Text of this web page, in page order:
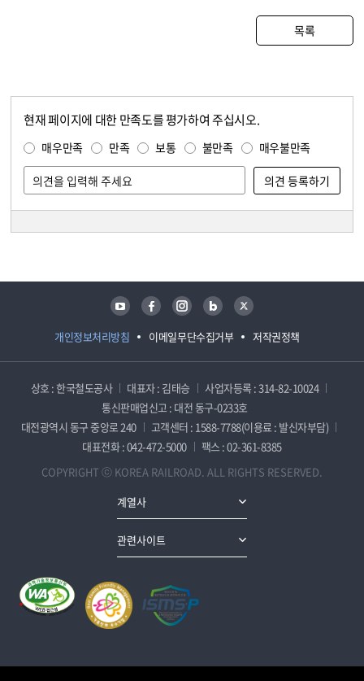
목록
현재 페이지에 대한 만족도를 평가하여 주십시오.
매우만족 만족 보통 불만족 매우불만족
개인정보처리방침 이메일무단수집거부 저작권정책
유튜브 페이스북 인스타그램 블로그 트위터
상호 : 한국철도공사 대표자 : 김태승
사업자등록 : 314-82-10024
통신판매업신고 : 대전 동구-0233호
대전광역시 동구 중앙로 240
고객센터 : 1588-7788(이용료 : 발신자부담)
대표전화 : 042-472-5000
팩스 : 02-361-8385
COPYRIGHT ⓒ KOREA RAILROAD. ALL RIGHTS RESERVED.
계열사
관련사이트